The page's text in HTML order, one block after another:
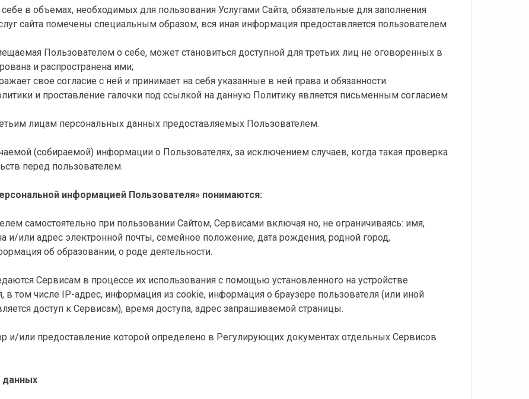
в объемах, необходимых для пользования Услугами Сайта, обязательные для заполнения
сайта помечены специальным образом, вся иная информация предоставляется пользователем
Пользователем о себе, может становиться доступной для третьих лиц не оговоренных в
и распространена ими;
свое согласие с ней и принимает на себя указанные в ней права и обязанности.
и проставление галочки под ссылкой на данную Политику является письменным согласием
лицам персональных данных предоставляемых Пользователем.
(собираемой) информации о Пользователях, за исключением случаев, когда такая проверка
перед пользователем.
информацией Пользователя» понимаются:
самостоятельно при пользовании Сайтом, Сервисами включая но, не ограничиваясь: имя,
и/или адрес электронной почты, семейное положение, дата рождения, родной город,
об образовании, о роде деятельности.
Сервисам в процессе их использования с помощью установленного на устройстве
в том числе IP-адрес, информация из cookie, информация о браузере пользователя (или иной
доступ к Сервисам), время доступа, адрес запрашиваемой страницы.
и/или предоставление которой определено в Регулирующих документах отдельных Сервисов
данных